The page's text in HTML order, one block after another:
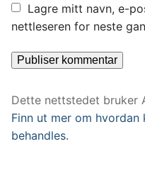
Lagre mitt navn, e-
nettleseren for neste
Dette nettstedet bruker
Finn ut mer om
behandles.